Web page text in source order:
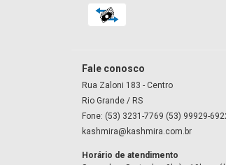
Fale conosco
Rua Zaloni 183 - Centro
Rio Grande / RS
Fone: (53) 3231-7769 (53) 99929-
kashmira@kashmira.com.br
Horário de atendimento